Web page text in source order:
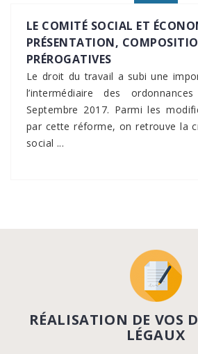
LE COMITÉ SOCIAL ET
PRÉSENTATION,
PRÉROGATIVES
Le droit du travail a subi une
l’intermédiaire des
Septembre 2017. Parmi les
par cette réforme, on retrouve la
social ...
RÉALISATION DE VOS
LÉGAUX